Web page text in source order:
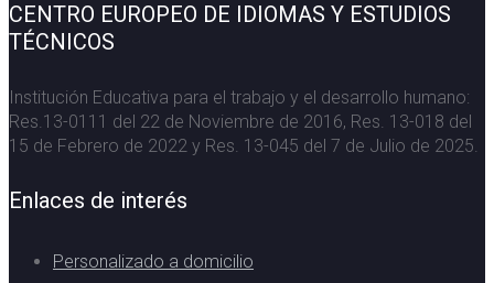
CENTRO EUROPEO DE IDIOMAS Y ESTUDIOS
TÉCNICOS
Institución Educativa para el trabajo y el desarrollo humano:
Res.13-0111 del 22 de Noviembre de 2016, Res. 13-018 del
15 de Febrero de 2022 y Res. 13-045 del 7 de Julio de 2025.
Enlaces de interés
Personalizado a domicilio